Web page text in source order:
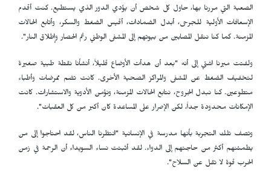
الصعبة التي مررنا بها، حاول كل شخص أن يؤدي الدور الذي يستطيع. كنت أقدم
الإسعافات الأولية للجرحى، أبدل الضمادات، أقيس الضغط والسكر، وأتابع الحالات
المزمنة. كما كنا ننقل المصابين من بيوتهم إلى المشفى الوطني رغم الحصار وإطلاق النار".
ولفتت ميرنا اشتي إلى أنه "بعد أن هدأت الأوضاع قليلاً، أنشأنا نقطة طبية صغيرة
لتخفيف الضغط عن المشفى والمراكز الصحية الأخرى. كانت تضم ممرضات وأطباء
متطوعين. كنا نبدل الجروح، نتابع الحالات المزمنة، ونؤمن الأدوية والاستشارات. كانت
الإمكانات محدودة جداً، لكن الإصرار على المساعدة كان أكبر من كل العقبات".
وتصف تلك التجربة بأنها مدرسة في الإنسانية "انتظرنا الناس، لقد احتاجوا إلى من
يطمئنهم أكثر من حاجتهم إلى الدواء. لقد أثبتت نساء السويداء أن الرحمة في زمن
الحرب قوة لا تقل عن السلاح".